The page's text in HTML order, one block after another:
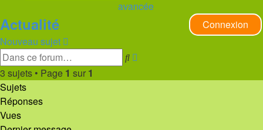
avancée
Connexion
Actualité
Nouveau sujet
Rechercher
3 sujets • Page 1 sur 1
Sujets
Réponses
Vues